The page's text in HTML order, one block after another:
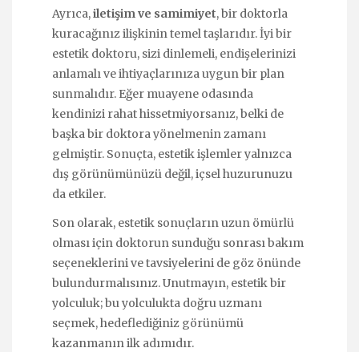
Ayrıca,iletişim ve samimiyet, bir doktorla
kuracağınız ilişkinin temel taşlarıdır. İyi bir
estetik doktoru, sizi dinlemeli, endişelerinizi
anlamalı ve ihtiyaçlarınıza uygun bir plan
sunmalıdır. Eğer muayene odasında
kendinizi rahat hissetmiyorsanız, belki de
başka bir doktora yönelmenin zamanı
gelmiştir. Sonuçta, estetik işlemler yalnızca
dış görünümünüzü değil, içsel huzurunuzu
da etkiler.
Son olarak, estetik sonuçların uzun ömürlü
olması için doktorun sunduğu sonrası bakım
seçeneklerini ve tavsiyelerini de göz önünde
bulundurmalısınız. Unutmayın, estetik bir
yolculuk; bu yolculukta doğru uzmanı
seçmek, hedeflediğiniz görünümü
kazanmanın ilk adımıdır.